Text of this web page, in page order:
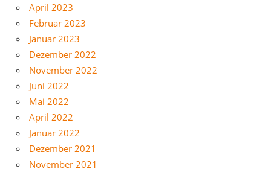
April 2023
Februar 2023
Januar 2023
Dezember 2022
November 2022
Juni 2022
Mai 2022
April 2022
Januar 2022
Dezember 2021
November 2021